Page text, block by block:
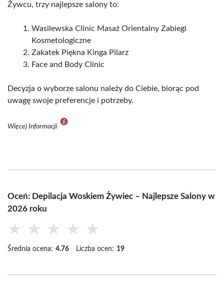
Żywcu, trzy najlepsze salony to:
Wasilewska Clinic Masaż Orientalny Zabiegi
Kosmetologiczne
Zakatek Piękna Kinga Pilarz
Face and Body Clinic
Decyzja o wyborze salonu należy do Ciebie, biorąc pod
uwagę swoje preferencje i potrzeby.
Więcej Informacji
Oceń: Depilacja Woskiem Żywiec – Najlepsze Salony w
2026 roku
★ ★ ★ ★ ★
Średnia ocena: 4.76 Liczba ocen: 19